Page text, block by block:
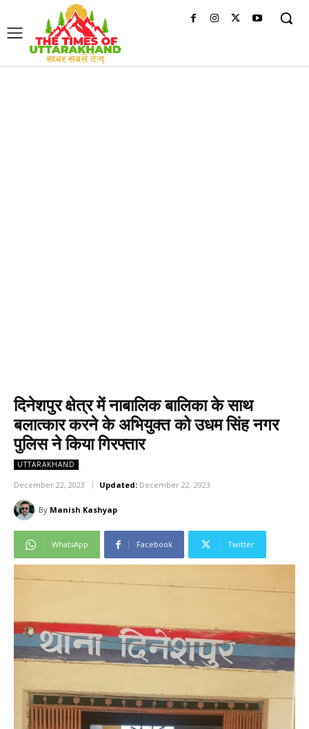
दिनेशपुर क्षेत्र में नाबालिक बालिका के साथ
बलात्कार करने के अभियुक्त को उधम सिंह नगर
पुलिस ने किया गिरफ्तार
UTTARAKHAND
December 22, 2023 Updated: December 22, 2023
By Manish Kashyap
WhatsApp Facebook Twitter